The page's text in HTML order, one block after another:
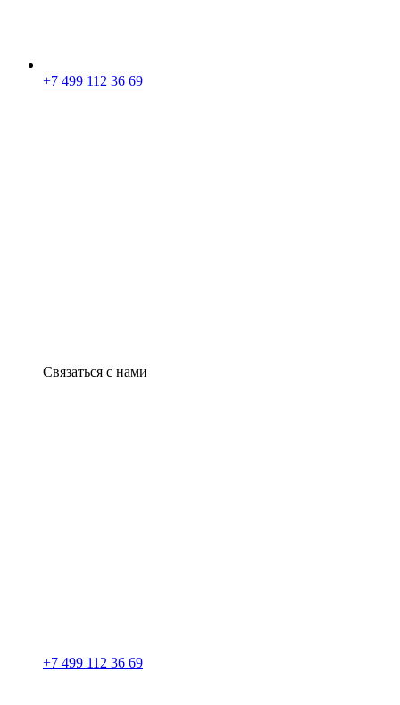
+7 499 112 36 69
Связаться с нами
+7 499 112 36 69